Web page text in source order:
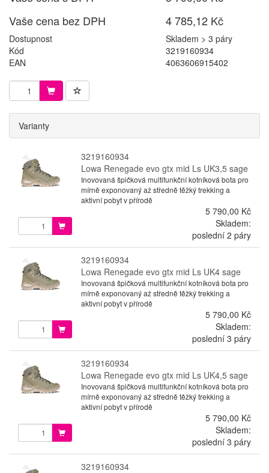
Vaše cena bez DPH
4 785,12 Kč
Dostupnost
Skladem > 3 páry
Kód
3219160934
EAN
4063606915402
Varianty
3219160934
Lowa Renegade evo gtx mid Ls UK3,5 sage
Inovovaná špičková multifunkční kotníková bota pro
mírně exponovaný až středně těžký trekking a
aktivní pobyt v přírodě
5 790,00 Kč
Skladem:
poslední 2 páry
3219160934
Lowa Renegade evo gtx mid Ls UK4 sage
Inovovaná špičková multifunkční kotníková bota pro
mírně exponovaný až středně těžký trekking a
aktivní pobyt v přírodě
5 790,00 Kč
Skladem:
poslední 3 páry
3219160934
Lowa Renegade evo gtx mid Ls UK4,5 sage
Inovovaná špičková multifunkční kotníková bota pro
mírně exponovaný až středně těžký trekking a
aktivní pobyt v přírodě
5 790,00 Kč
Skladem:
poslední 3 páry
3219160934